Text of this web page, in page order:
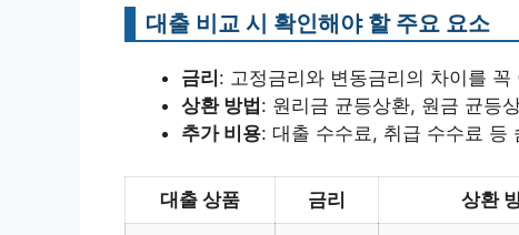
대출 비교 시 확인해야 할 주요 요소
금리 : 고정금리와 변동금리의 차이를 꼭
상환 방법 : 원리금 균등상환, 원금 균등
추가 비용: 대출 수수료, 취급 수수료 등
대출 상품 금리 상환